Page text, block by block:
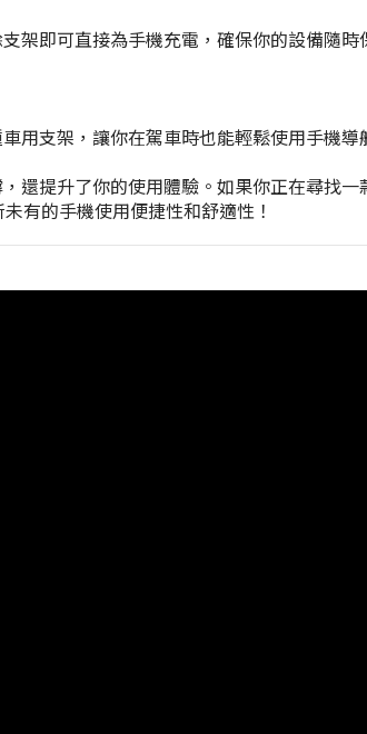
架即可直接為手機充電，確保你的設備隨
支架，讓你在駕車時也能輕鬆使用手機
還提升了你的使用體驗。如果你正在尋找
有的手機使用便捷性和舒適性！